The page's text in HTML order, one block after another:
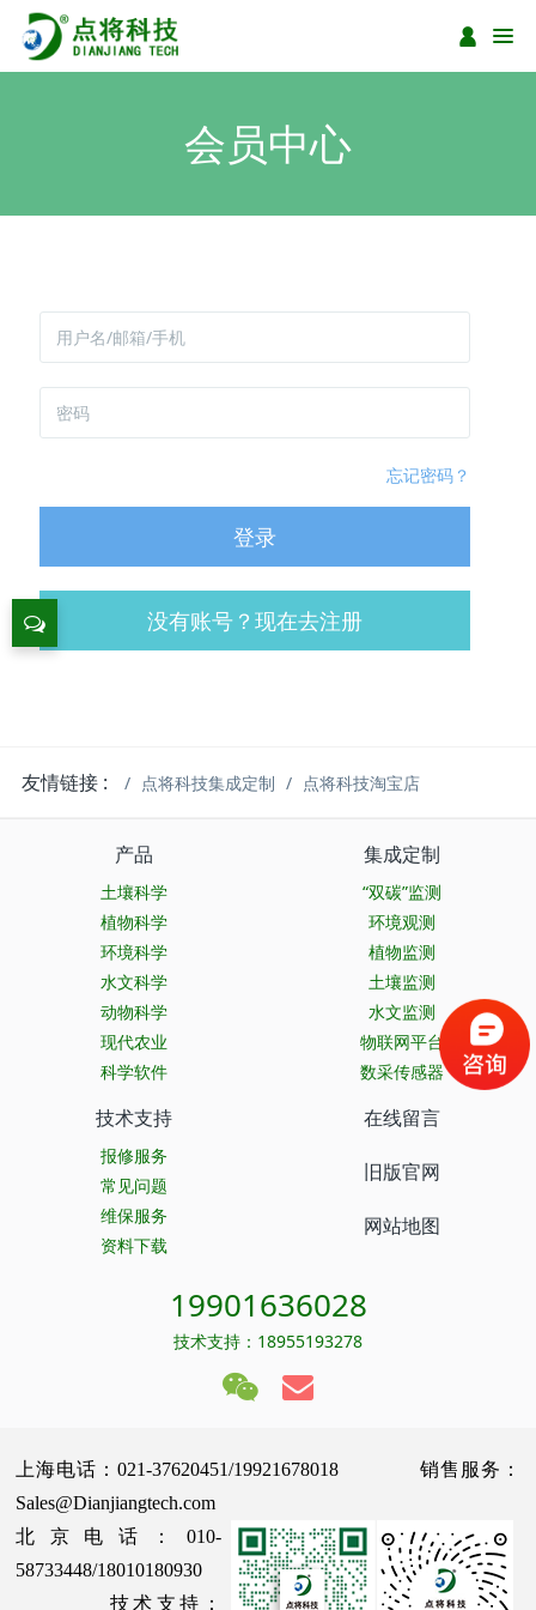
会员中心
忘记密码？
登录
没有账号？现在去注册
友情链接 : 点将科技集成定制 点将科技淘宝店
产品
土壤科学
植物科学
环境科学
水文科学
动物科学
现代农业
科学软件
集成定制
“双碳”监测
环境观测
植物监测
土壤监测
水文监测
物联网平台
数采传感器
技术支持
报修服务
常见问题
维保服务
资料下载
在线留言
旧版官网
网站地图
19901636028
技术支持：18955193278
上海电话：021-37620451/19921678018 销售服务：
Sales@Dianjiangtech.com
北京电话：010-
58733448/18010180930
技术支持：